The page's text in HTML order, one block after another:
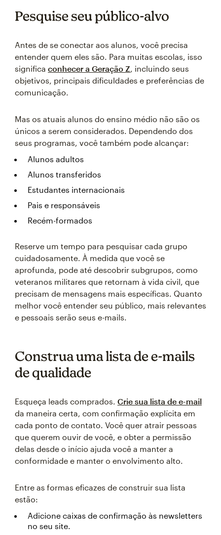
Pesquise seu público-alvo
Antes de se conectar aos alunos, você precisa
entender quem eles são. Para muitas escolas, isso
significa conhecer a Geração Z, incluindo seus
objetivos, principais dificuldades e preferências de
comunicação.
Mas os atuais alunos do ensino médio não são os
únicos a serem considerados. Dependendo dos
seus programas, você também pode alcançar:
Alunos adultos
Alunos transferidos
Estudantes internacionais
Pais e responsáveis
Recém-formados
Reserve um tempo para pesquisar cada grupo
cuidadosamente. À medida que você se
aprofunda, pode até descobrir subgrupos, como
veteranos militares que retornam à vida civil, que
precisam de mensagens mais específicas. Quanto
melhor você entender seu público, mais relevantes
e pessoais serão seus e-mails.
Construa uma lista de e-mails
de qualidade
Esqueça leads comprados. Crie sua lista de e-mail
da maneira certa, com confirmação explícita em
cada ponto de contato. Você quer atrair pessoas
que querem ouvir de você, e obter a permissão
delas desde o início ajuda você a manter a
conformidade e manter o envolvimento alto.
Entre as formas eficazes de construir sua lista
estão:
Adicione caixas de confirmação às newsletters
no seu site.